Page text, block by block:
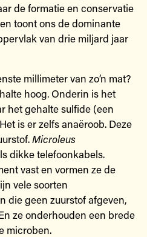
de formatie en conservatie
toont ons de dominante
van drie miljard jaar
millimeter van zo’n mat?
hoog. Onderin is het
het gehalte sulfide (een
is er zelfs anaëroob. Deze
Microleus
dikke telefoonkabels.
vast en vormen ze de
vele soorten
die geen zuurstof afgeven,
ze onderhouden een brede
microben.